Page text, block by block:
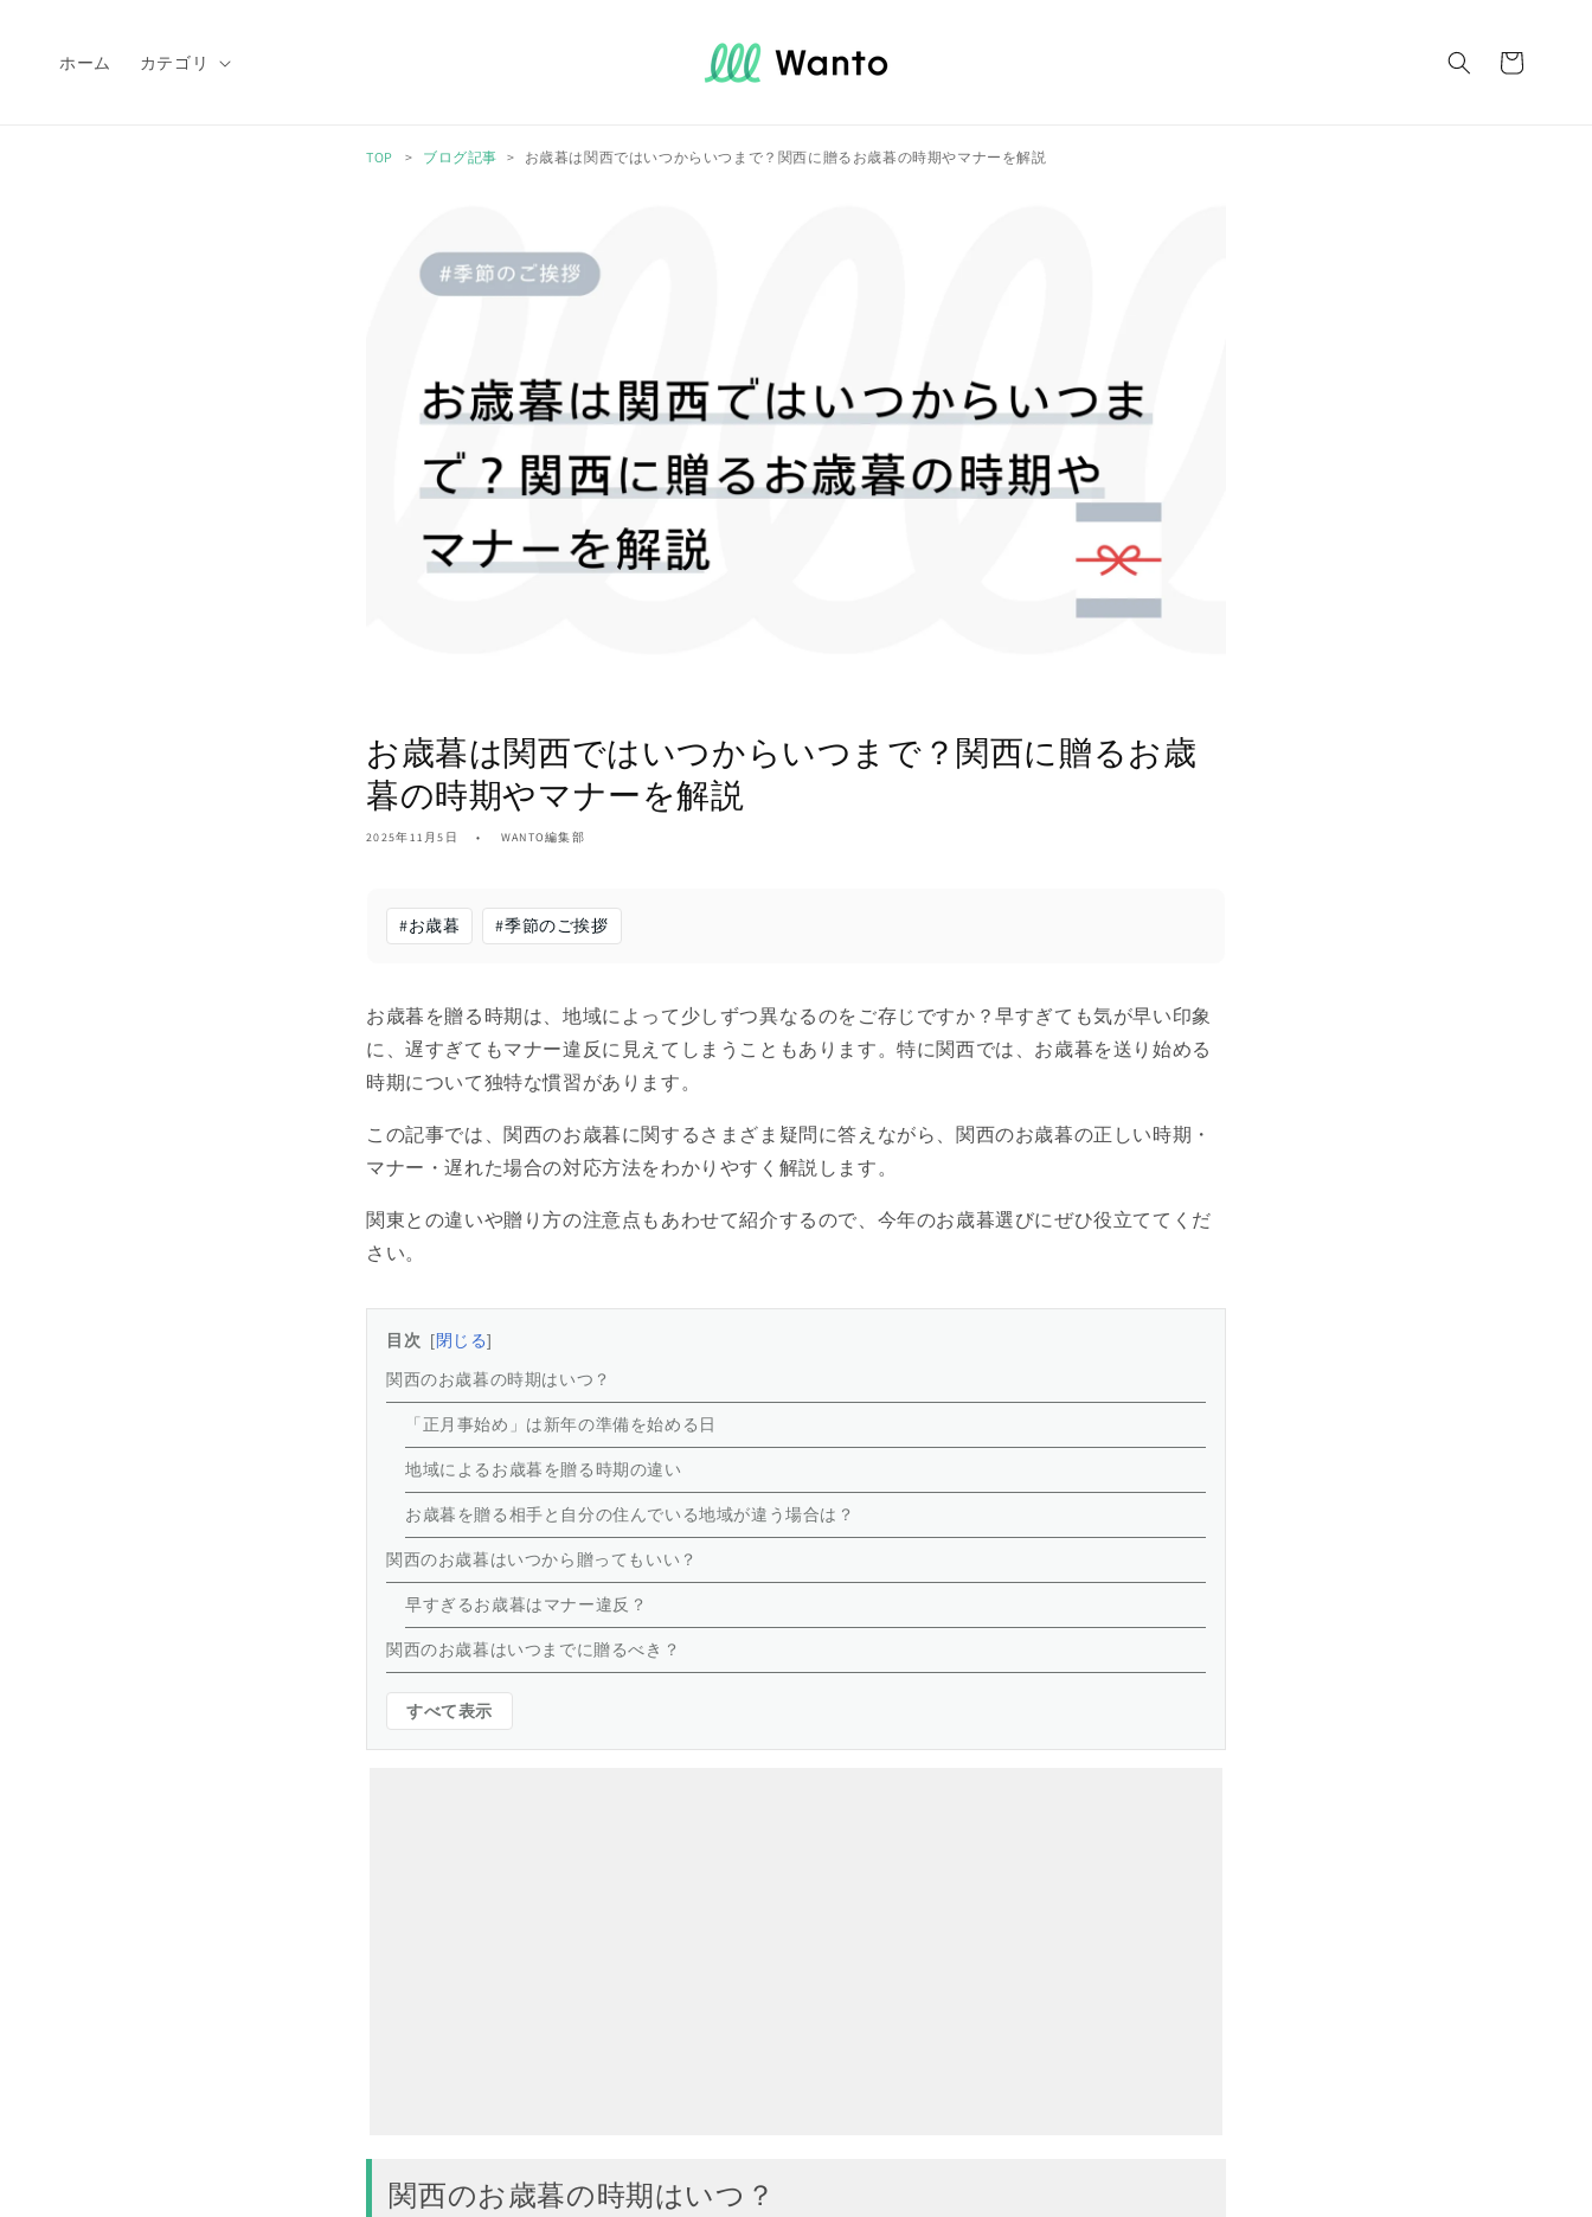
ホーム カテゴリ
ー
TOP ブログ記事 お歳暮は関西ではいつからいつまで？関西に贈るお歳暮の時期やマナーを解説
お歳暮は関西ではいつからいつまで？関西に贈るお歳
暮の時期やマナーを解説
2025年11月5日 WANTO編集部
#お歳暮 #季節のご挨拶
お歳暮を贈る時期は、地域によって少しずつ異なるのをご存じですか？早すぎても気が早い印象
に、遅すぎてもマナー違反に見えてしまうこともあります。特に関西では、お歳暮を送り始める
時期について独特な慣習があります。
この記事では、関西のお歳暮に関するさまざま疑問に答えながら、関西のお歳暮の正しい時期・
マナー・遅れた場合の対応方法をわかりやすく解説します。
関東との違いや贈り方の注意点もあわせて紹介するので、今年のお歳暮選びにぜひ役立ててくだ
さい。
目次 閉じる
関西のお歳暮の時期はいつ？
「正月事始め」は新年の準備を始める日
地域によるお歳暮を贈る時期の違い
お歳暮を贈る相手と自分の住んでいる地域が違う場合は？
関西のお歳暮はいつから贈ってもいい？
早すぎるお歳暮はマナー違反？
関西のお歳暮はいつまでに贈るべき？
すべて表示
関西のお歳暮の時期はいつ？